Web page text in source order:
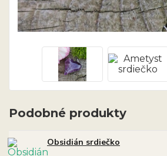
Podobné produkty
Obsidián srdiečko